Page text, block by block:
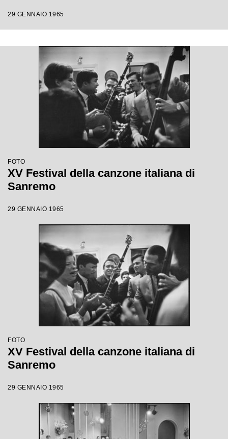
29 GENNAIO 1965
FOTO
XV Festival della canzone italiana di
Sanremo
29 GENNAIO 1965
FOTO
XV Festival della canzone italiana di
Sanremo
29 GENNAIO 1965